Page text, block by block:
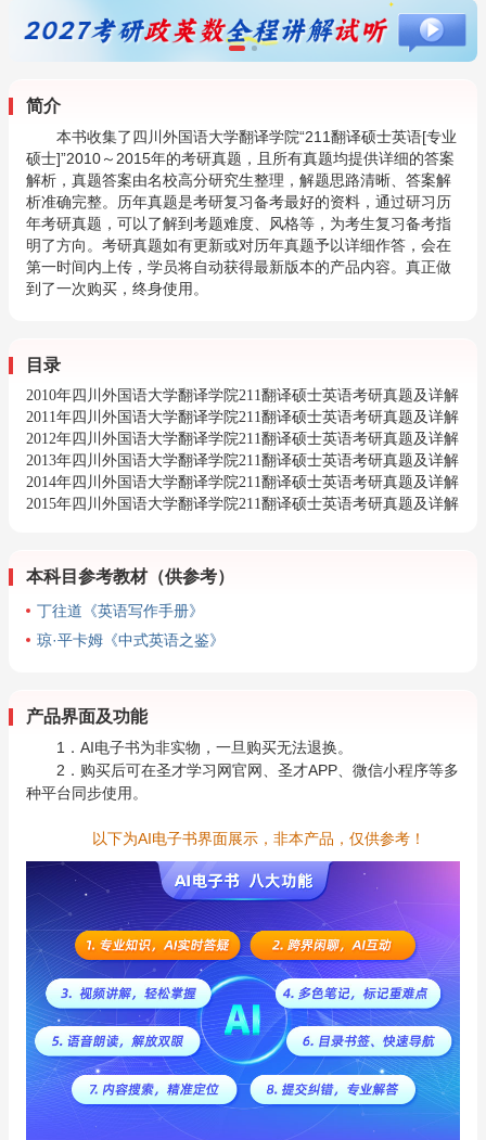
简介
本书收集了四川外国语大学翻译学院“211翻译硕士英语[专业
硕士]”2010～ 2015年的考研真题 ，且所有真题均提供详细的答案
解析，真题答案由名校高分研究生整理，解题思路清晰、答案解
析准确完整。历年真题是考研复习备考最好的资料，通过研习历
年考研真题，可以了解到考题难度、风格等，为考生复习备考指
明了方向。考研真题如有更新或对历年真题予以详细作答，会在
第一时间内上传，学员将自动获得最新版本的产品内容。真正做
到了一次购买，终身使用。
目录
2010年四川外国语大学翻译学院211翻译硕士英语考研真题及详解
2011年四川外国语大学翻译学院211翻译硕士英语考研真题及详解
2012年四川外国语大学翻译学院211翻译硕士英语考研真题及详解
2013年四川外国语大学翻译学院211翻译硕士英语考研真题及详解
2014年四川外国语大学翻译学院211翻译硕士英语考研真题及详解
2015年四川外国语大学翻译学院211翻译硕士英语考研真题及详解
本科目参考教材（供参考）
丁往道《英语写作手册》
琼·平卡姆《中式英语之鉴》
产品界面及功能
1．AI电子书为非实物，一旦购买无法退换。
2．购买后可在圣才学习网官网、圣才APP、微信小程序等多
种平台同步使用。
以下为AI电子书界面展示，非本产品，仅供参考！